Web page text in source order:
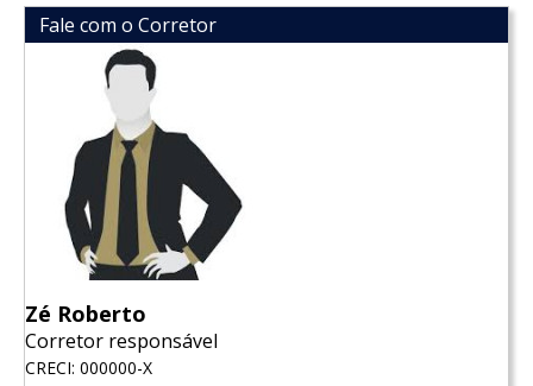
Fale com o Corretor
Zé Roberto
Corretor responsável
CRECI: 000000-X